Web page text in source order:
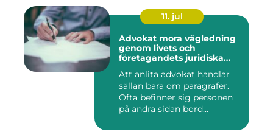
11. jul
Advokat mora vägledning
genom livets och
företagandets juridiska
Att anlita advokat handlar
sällan bara om paragrafer.
Ofta befinner sig personen
på andra sidan bord...